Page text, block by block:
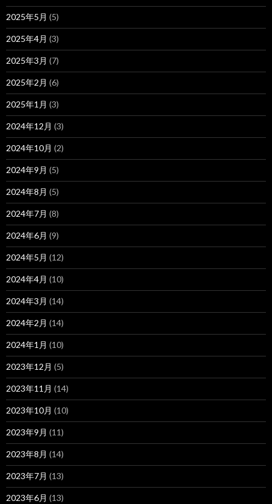
2025年5月 (5)
2025年4月 (3)
2025年3月 (7)
2025年2月 (6)
2025年1月 (3)
2024年12月 (3)
2024年10月 (2)
2024年9月 (5)
2024年8月 (5)
2024年7月 (8)
2024年6月 (9)
2024年5月 (12)
2024年4月 (10)
2024年3月 (14)
2024年2月 (14)
2024年1月 (10)
2023年12月 (5)
2023年11月 (14)
2023年10月 (10)
2023年9月 (11)
2023年8月 (14)
2023年7月 (13)
2023年6月 (13)